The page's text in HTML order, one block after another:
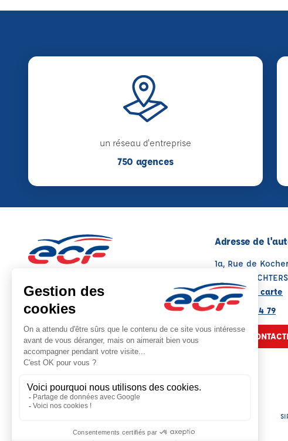
un réseau d'entreprise
750 agences
Note : 4.8/5
Moyenne calculée sur 23 avis
Adresse de
1a, Rue de
67370
Voir sur la carte
03 88 21 04 79
NOUS